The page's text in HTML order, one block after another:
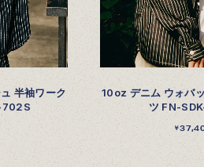
半袖ワーク
702S
10oz デニム ウォバ
ツ FN-
￥